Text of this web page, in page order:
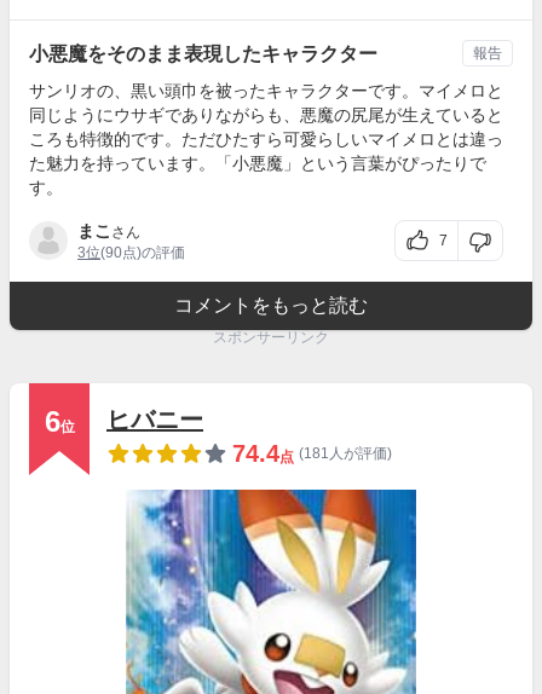
小悪魔をそのまま表現したキャラクター
サンリオの、黒い頭巾を被ったキャラクターです。マイメロと
同じようにウサギでありながらも、悪魔の尻尾が生えていると
ころも特徴的です。ただひたすら可愛らしいマイメロとは違っ
た魅力を持っています。「小悪魔」という言葉がぴったりで
す。
まこ さん
3位(90点)の評価
7
報告
コメントをもっと読む
スポンサーリンク
6位
ヒバニー
74.4点 (181人が評価)